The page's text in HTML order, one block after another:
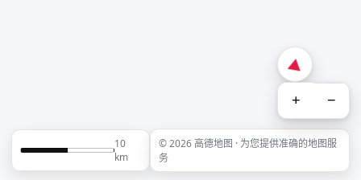
+ −
10
km
© 2026 高德地图 · 为您提供准确的地图服
务